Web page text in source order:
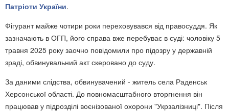
Патріоти України.
Фігурант майже чотири роки переховувався від правосуддя. Як
зазначають в ОГП, його справа вже перебуває в суді: чоловіку 5
травня 2025 року заочно повідомили про підозру у державній
зраді, обвинувальний акт скеровано до суду.
За даними слідства, обвинувачений - житель села Раденськ
Херсонської області. До повномасштабного вторгнення він
працював у підрозділі воєнізованої охорони "Укрзалізниці". Після